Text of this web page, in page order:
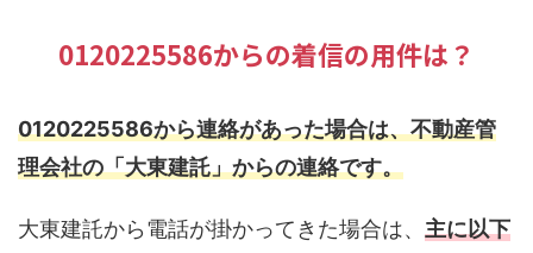
0120225586からの着信の用件は？
0120225586から連絡があった場合は、不動産管
理会社の「大東建託」からの連絡です。
大東建託から電話が掛かってきた場合は、 主に以下